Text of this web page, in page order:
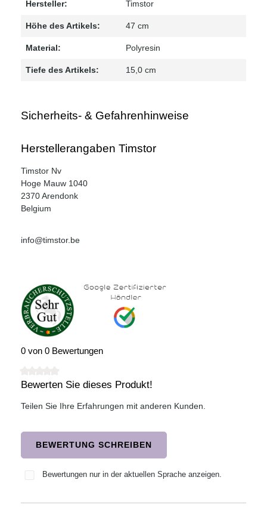
Hersteller: Timstor
Höhe des Artikels: 47 cm
Material: Polyresin
Tiefe des Artikels: 15,0 cm
Sicherheits- & Gefahrenhinweise
Herstellerangaben Timstor
Timstor Nv
Hoge Mauw 1040
2370 Arendonk
Belgium
info@timstor.be
0 von 0 Bewertungen
Durchschnittliche Bewertung von 0 von 5 Sternen
Bewerten Sie dieses Produkt!
Teilen Sie Ihre Erfahrungen mit anderen Kunden.
BEWERTUNG SCHREIBEN
Bewertungen nur in der aktuellen Sprache anzeigen.